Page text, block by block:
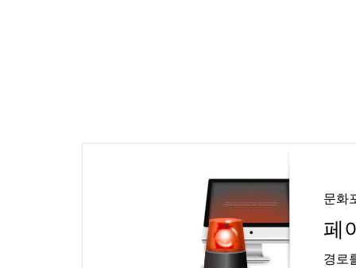
문화
페
경로